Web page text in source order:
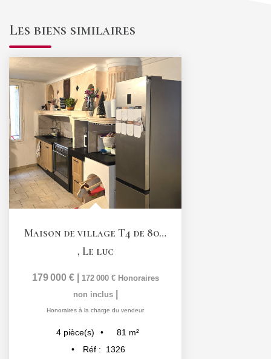
Les biens similaires
Maison de village T4 de 80,6 m2 avec garage et terrasse...
, Le luc
179 000 € 172 000 € Honoraires
non inclus
Honoraires à la charge du vendeur
4 pièce(s) 81 m²
Réf :
1326